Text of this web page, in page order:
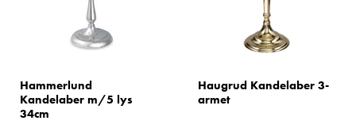
Hammerlund
Kandelaber m/5 lys
34cm
Haugrud Kandelaber 3-
armet